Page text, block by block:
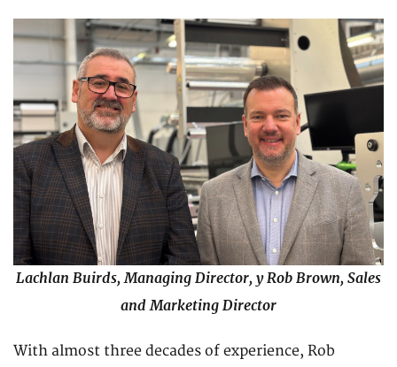
Lachlan Buirds, Managing Director, y Rob Brown, Sales
and Marketing Director
With almost three decades of experience, Rob